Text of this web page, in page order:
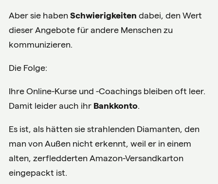
Aber sie haben Schwierigkeiten dabei, den Wert
dieser Angebote für andere Menschen zu
kommunizieren.
Die Folge:
Ihre Online-Kurse und -Coachings bleiben oft leer.
Damit leider auch ihr Bankkonto.
Es ist, als hätten sie strahlenden Diamanten, den
man von Außen nicht erkennt, weil er in einem
alten, zerfledderten Amazon-Versandkarton
eingepackt ist.